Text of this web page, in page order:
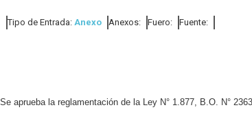
Tipo de Entrada: Anexo Anexos: Fuero: Fuente:
aprueba la reglamentación de la Ley N° 1.877, B.O. N°